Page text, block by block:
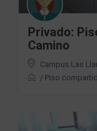
Privado:
Camino
Campus Las
/ Piso